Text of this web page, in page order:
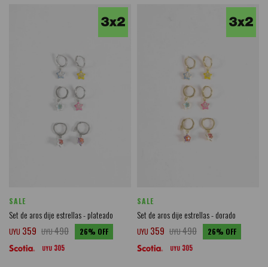
SALE
Set de aros dije estrellas - plateado
UYU 359 UYU490 26
UYU 305
SALE
Set de aros dije estrellas - dorado
UYU 359 UYU490 26
UYU 305